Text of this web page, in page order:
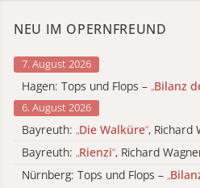
NEU IM OPERNFREUND
7. August 2026
Hagen: Tops und Flops – „Bilanz
6. August 2026
Bayreuth: „Die Walküre“, Richard
Bayreuth: „Rienzi“, Richard
Nürnberg: Tops und Flops – „